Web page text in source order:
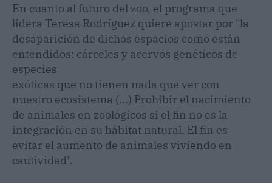
En cuanto al futuro del zoo, el programa que
lidera Teresa Rodríguez quiere apostar por "la
desaparición de dichos espacios como están
entendidos: cárceles y acervos genéticos de
especies
exóticas que no tienen nada que ver con
nuestro ecosistema (...) Prohibir el nacimiento
de animales en zoológicos si el fin no es la
integración en su hábitat natural. El fin es
evitar el aumento de animales viviendo en
cautividad".